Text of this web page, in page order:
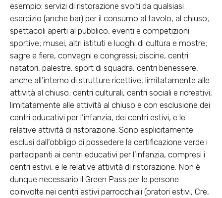
esempio: servizi di ristorazione svolti da qualsiasi
esercizio (anche bar) per il consumo al tavolo, al chiuso;
spettacoli aperti al pubblico, eventi e competizioni
sportive; musei, altri istituti e luoghi di cultura e mostre;
sagre e fiere, convegni e congressi; piscine, centri
natatori, palestre, sport di squadra, centri benessere,
anche all’interno di strutture ricettive, limitatamente alle
attività al chiuso; centri culturali, centri sociali e ricreativi,
limitatamente alle attività al chiuso e con esclusione dei
centri educativi per l’infanzia, dei centri estivi, e le
relative attività di ristorazione. Sono esplicitamente
esclusi dall’obbligo di possedere la certificazione verde i
partecipanti ai centri educativi per l’infanzia, compresi i
centri estivi, e le relative attività di ristorazione. Non è
dunque necessario il Green Pass per le persone
coinvolte nei centri estivi parrocchiali (oratori estivi, Cre,